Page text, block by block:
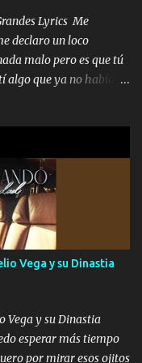
me achacaba cargos
tienes el clavo Yo me
me gusta ser
falten mi dios es grande
le mando un abrazo
Lyrics Me
declaro un loco
malo pero es que tú
que ya no había
frente a ti con mis
verte feliz y muy
qué es lo que me
también pregunta que
Y ya borracho
palabras así
describirlo mucho que
y emocionado por
Vega y su Dinastia
Vega y su Dinastia
esperar más tiempo
por mirar esos ojitos